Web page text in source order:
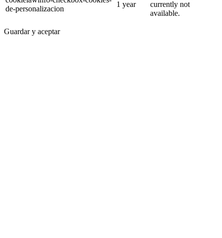
de-personalizacion
1 year
currently not
available.
Guardar y aceptar